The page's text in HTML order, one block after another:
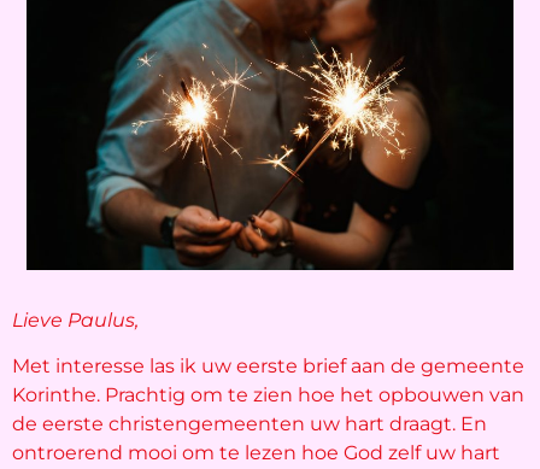
Lieve Paulus,
Met interesse las ik uw eerste brief aan de gemeente
Korinthe. Prachtig om te zien hoe het opbouwen van
de eerste christengemeenten uw hart draagt. En
ontroerend mooi om te lezen hoe God zelf uw hart